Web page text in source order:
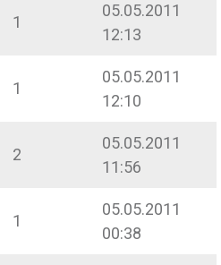
1
05.05.2011
12:13
1
05.05.2011
12:10
2
05.05.2011
11:56
1
05.05.2011
00:38